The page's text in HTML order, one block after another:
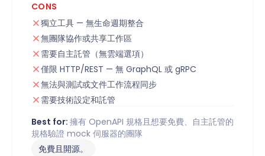
CONS
獨立工具 — 無生命週期整合
無團隊協作或共享工作區
需要自主託管（無雲端選項）
僅限 HTTP/REST — 無 GraphQL 或 gRPC
無法與測試或文件工作流程同步
需要技術設定和託管
Best for: 擁有 OpenAPI 規格且想要免費、自主託管的
規格驗證 mock 伺服器的團隊
免費且開源。